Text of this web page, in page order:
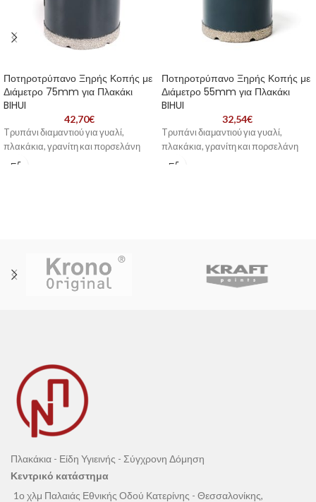
Ποτηροτρύπανο Ξηρής Κοπής με
Διάμετρο 75mm για Πλακάκι
BIHUI
42,70€
Tρυπάνι διαμαντιού για γυαλί,
πλακάκια, γρανίτη και πορσελάνη
Ποτηροτρύπανο Ξηρής Κοπής με
Διάμετρο 55mm για Πλακάκι
BIHUI
32,54€
Tρυπάνι διαμαντιού για γυαλί,
πλακάκια, γρανίτη και πορσελάνη
Πλακάκια - Είδη Υγιεινής - Σύγχρονη Δόμηση
Κεντρικό κατάστημα
1ο χλμ Παλαιάς Εθνικής Οδού Κατερίνης - Θεσσαλονίκης,